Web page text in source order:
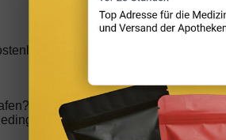
App erwarten!
zu kennen?